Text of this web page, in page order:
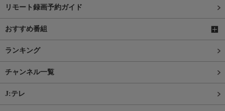
リモート録画予約ガイド
おすすめ番組
ランキング
チャンネル一覧
J:テレ